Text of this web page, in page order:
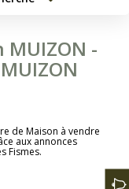
-
de Maison à vendre
aux annonces
Fismes.